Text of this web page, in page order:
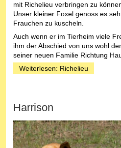
mit Richelieu verbringen zu
Unser kleiner Foxel genoss es
Frauchen zu kuscheln.
Auch wenn er im Tierheim viele
ihm der Abschied von uns wohl
seiner neuen Familie Richtung
Weiterlesen: Richelieu
Harrison